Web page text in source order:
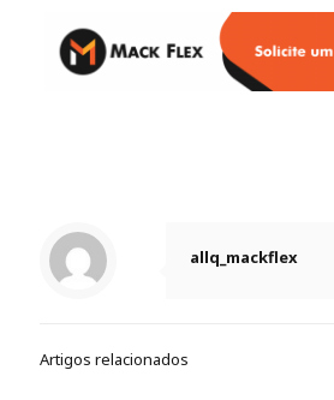
allq_mackflex
Artigos relacionados